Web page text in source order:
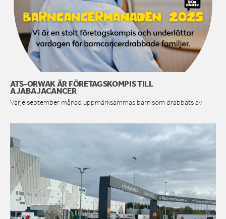
ATS-ORWAK ÄR FÖRETAGSKOMPIS TILL
AJABAJACANCER
Varje september månad uppmärksammas barn som drabbats av